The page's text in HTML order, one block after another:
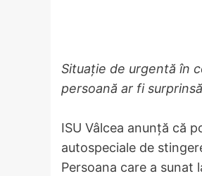
Situație de urgentă în
persoană ar fi
ISU Vâlcea anunță că
autospeciale de
Persoana care a sunat